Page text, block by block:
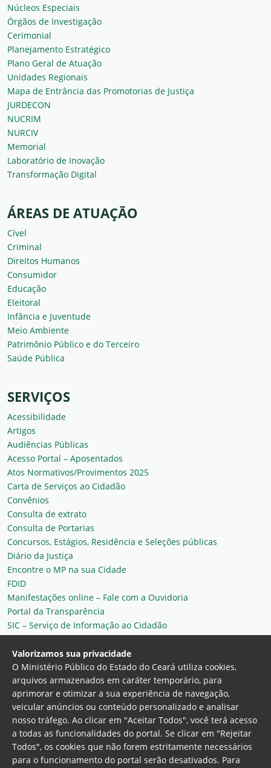
Núcleos Especiais
Órgãos de Investigação
Cerimonial
Planejamento Estratégico
Plano Geral de Atuação
Unidades Regionais
Mapa de Entrância das Promotorias de Justiça
JURDECON
NUCRIM
NURCIV
Memorial
Laboratório de Inovação
Transformação Digital
ÁREAS DE ATUAÇÃO
Cível
Criminal
Direitos Humanos
Consumidor
Educação
Eleitoral
Infância e Juventude
Meio Ambiente
Patrimônio Público e do Terceiro
Saúde Pública
SERVIÇOS
Acessibilidade
Artigos
Audiências Públicas
Acesso Portal – Aposentados
Atos Normativos/Provimentos 2025
Carta de Serviços ao Cidadão
Convênios
Consulta de extrato
Consulta de Portarias
Concursos, Estágios, Residência e Seleções públicas
Diário da Justiça
Encontre o MP na sua Cidade
FDID
Manifestações online – Fale com a Ouvidoria
Portal da Transparência
SIC – Serviço de Informação ao Cidadão
Plantão MP do Ceará
Secretaria Geral
Ministério Público do Estado do Ceará
Valorizamos sua privacidade
O Ministério Público do Estado do Ceará utiliza cookies,
arquivos armazenados em caráter temporário, para
aprimorar e otimizar a sua experiência de navegação,
veicular anúncios ou conteúdo personalizado e analisar
nosso tráfego. Ao clicar em "Aceitar Todos", você terá acesso
a todas as funcionalidades do portal. Se clicar em "Rejeitar
Todos", os cookies que não forem estritamente necessários
para o funcionamento do portal serão desativados. Para